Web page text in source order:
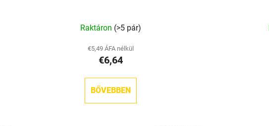
Raktáron (>5 pár)
€5,49 ÁFA nélkül
€6,64
BŐVEBBEN